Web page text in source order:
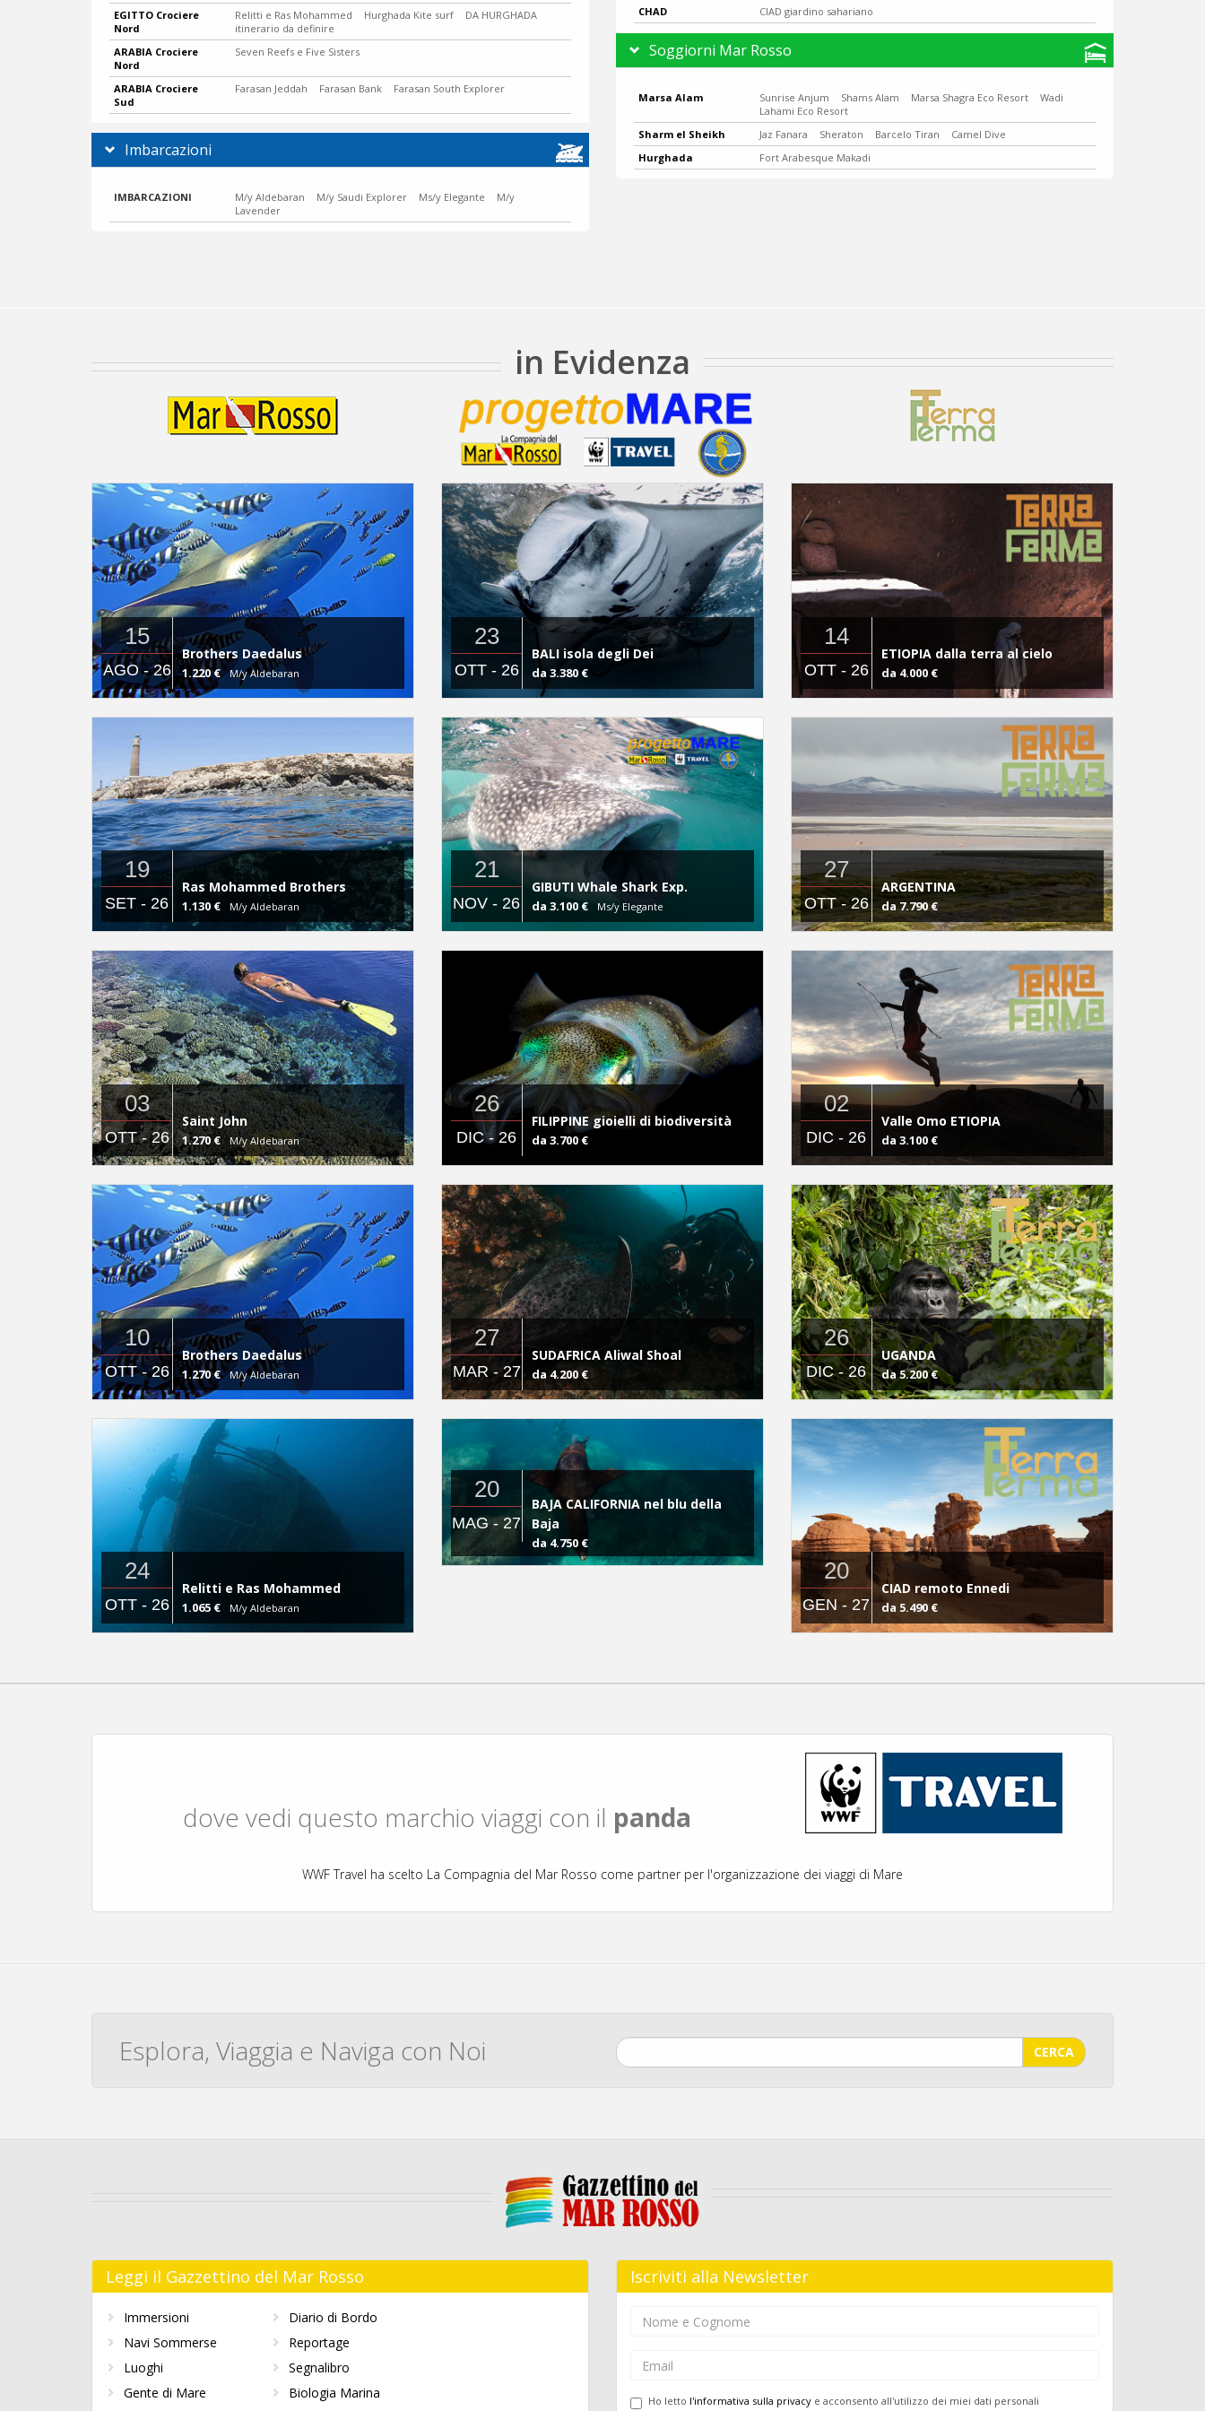
EGITTO Crociere
Nord
Relitti e Ras Mohammed Hurghada Kite surf
DA HURGHADA
itinerario da definire
ARABIA Crociere
Nord
Seven Reefs e Five Sisters
ARABIA Crociere
Sud
Farasan Jeddah Farasan Bank Farasan South Explorer
Imbarcazioni
IMBARCAZIONI M/y Aldebaran M/y Saudi Explorer Ms/y Elegante
M/y
Lavender
CHAD
CIAD giardino sahariano
Soggiorni Mar Rosso
Marsa Alam Sunrise Anjum Shams Alam Marsa Shagra Eco Resort
Wadi
Lahami Eco Resort
Sharm el Sheikh
Jaz Fanara Sheraton Barcelo Tiran
Camel Dive
Hurghada
Fort Arabesque Makadi
in Evidenza
15
AGO - 26
Brothers Daedalus
1.220 € M/y Aldebaran
19
SET - 26
Ras Mohammed Brothers
1.130 € M/y Aldebaran
03
OTT - 26
Saint John
1.270 € M/y Aldebaran
10
OTT - 26
Brothers Daedalus
1.270 € M/y Aldebaran
24
OTT - 26
Relitti e Ras Mohammed
1.065 € M/y Aldebaran
23
OTT - 26
BALI isola degli Dei
da 3.380 €
21
NOV - 26
GIBUTI Whale Shark Exp.
da 3.100 € Ms/y Elegante
26
DIC - 26
FILIPPINE gioielli di biodiversità
da 3.700 €
27
MAR - 27
SUDAFRICA Aliwal Shoal
da 4.200 €
20
MAG - 27
BAJA CALIFORNIA nel blu della
Baja
da 4.750 €
14
OTT - 26
ETIOPIA dalla terra al cielo
da 4.000 €
27
OTT - 26
ARGENTINA
da 7.790 €
02
DIC - 26
Valle Omo ETIOPIA
da 3.100 €
26
DIC - 26
UGANDA
da 5.200 €
20
GEN - 27
CIAD remoto Ennedi
da 5.490 €
dove vedi questo marchio viaggi con il panda
WWF Travel ha scelto La Compagnia del Mar Rosso come partner per l'organizzazione dei viaggi di Mare
Esplora, Viaggia e Naviga con Noi CERCA
Leggi il Gazzettino del Mar Rosso
Immersioni
Navi Sommerse
Luoghi
Gente di Mare
Diario di Bordo
Reportage
Segnalibro
Biologia Marina
Iscriviti alla Newsletter
Ho letto l'informativa sulla privacy e acconsento all'utilizzo dei miei dati personali